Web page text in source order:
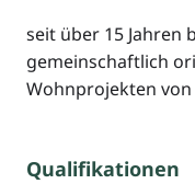
seit über 15 Jahren
gemeinschaftlich
Wohnprojekten
Qualifikationen